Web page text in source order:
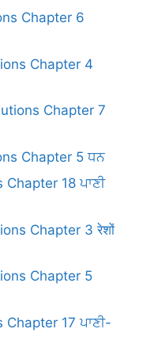
Chapter 6
Chapter 4
Chapter 7
Chapter 5 ਧਨ
18 ਪਾਣੀ
Chapter 3 रेशों
Chapter 5
17 ਪਾਣੀ-